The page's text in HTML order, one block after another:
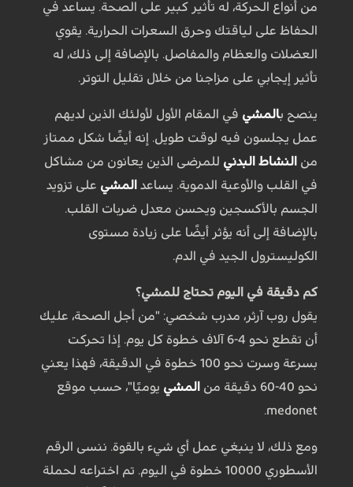
من أنواع الحركة، له تأثير كبير على الصحة. يساعد في
الحفاظ على لياقتك وحرق السعرات الحرارية. يقوي
العضلات والعظام والمفاصل. بالإضافة إلى ذلك، له
تأثير إيجابي على مزاجنا من خلال تقليل التوتر.
ينصح بالمشي في المقام الأول لأولئك الذين لديهم
عمل يجلسون فيه لوقت طويل. إنه أيضًا شكل ممتاز
من النشاط البدني للمرضى الذين يعانون من مشاكل
في القلب والأوعية الدموية. يساعد المشي على تزويد
الجسم بالأكسجين ويحسن معدل ضربات القلب.
بالإضافة إلى أنه يؤثر أيضًا على زيادة مستوى
الكوليسترول الجيد في الدم.
كم دقيقة في اليوم تحتاج للمشي؟
يقول روب آرثر، مدرب شخصي: "من أجل الصحة، عليك
أن تقطع نحو 4-6 آلاف خطوة كل يوم. إذا تحركت
بسرعة وسرت نحو 100 خطوة في الدقيقة، فهذا يعني
نحو 40-60 دقيقة من
المشي يوميًا"، حسب موقع
medonet.
ومع ذلك، لا ينبغي عمل أي شيء بالقوة. ننسى الرقم
الأسطوري 10000 خطوة في اليوم. تم اختراعه لحملة